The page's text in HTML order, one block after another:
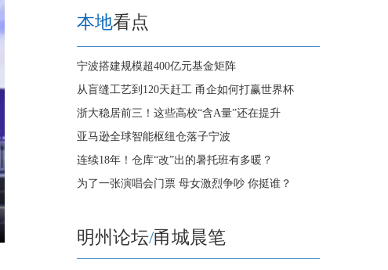
本地看点
宁波搭建规模超400亿元基金矩阵
从盲缝工艺到120天赶工 甬企如何打赢世界杯
浙大稳居前三！这些高校“含A量”还在提升
亚马逊全球智能枢纽仓落子宁波
连续18年！仓库“改”出的暑托班有多暖？
为了一张演唱会门票 母女激烈争吵 你挺谁？
明州论坛/甬城晨笔